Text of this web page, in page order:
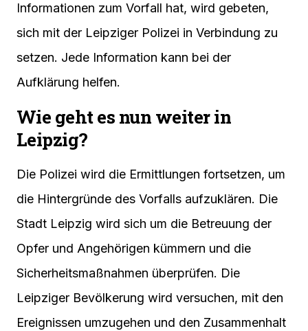
Informationen zum Vorfall hat, wird gebeten,
sich mit der Leipziger Polizei in Verbindung zu
setzen. Jede Information kann bei der
Aufklärung helfen.
Wie geht es nun weiter in
Leipzig?
Die Polizei wird die Ermittlungen fortsetzen, um
die Hintergründe des Vorfalls aufzuklären. Die
Stadt Leipzig wird sich um die Betreuung der
Opfer und Angehörigen kümmern und die
Sicherheitsmaßnahmen überprüfen. Die
Leipziger Bevölkerung wird versuchen, mit den
Ereignissen umzugehen und den Zusammenhalt